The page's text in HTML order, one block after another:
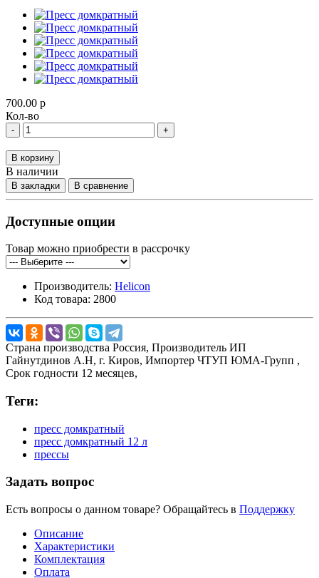
700.00 р
Кол-во
- +
В корзину
В наличии
В закладки В сравнение
Доступные опции
Товар можно приобрести в рассрочку
Производитель: Helicon
Код товара: 2800
Страна производства Россия, Производитель ИП
Гайнутдинов А.Н, г. Киров, Импортер ЧТУП ЮМА-Групп ,
Срок годности 12 месяцев,
Теги:
пресс домкратный
пресс домкратный 12 л
прессы
Задать вопрос
Есть вопросы о данном товаре? Обращайтесь в Поддержку
Описание
Характеристики
Комплектация
Оплата